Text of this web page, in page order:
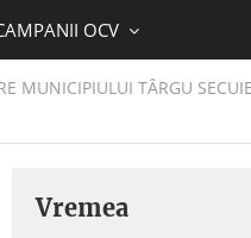
OCV
MUNICIPIULUI TÂRGU
Vremea